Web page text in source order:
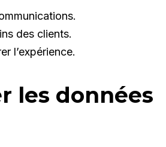
des clients.
l’expérience.
les données